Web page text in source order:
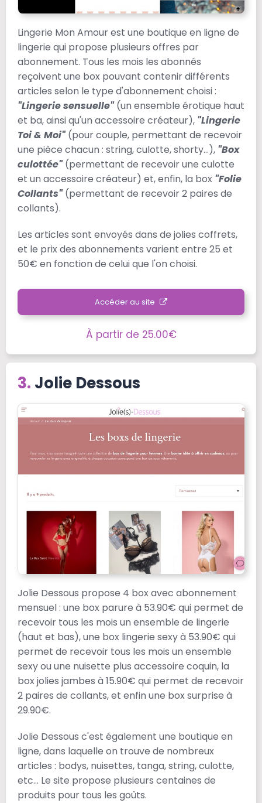
Lingerie Mon Amour est une boutique en ligne de
lingerie qui propose plusieurs offres par
abonnement. Tous les mois les abonnés
reçoivent une box pouvant contenir différents
articles selon le type d'abonnement choisi :
"Lingerie sensuelle"(un ensemble érotique haut
et ba, ainsi qu'un accessoire créateur), "Lingerie
Toi & Moi"(pour couple, permettant de recevoir
une pièce chacun : string, culotte, shorty...), "Box
culottée"(permettant de recevoir une culotte
et un accessoire créateur) et, enfin, la box "Folie
Collants"(permettant de recevoir 2 paires de
collants).
Les articles sont envoyés dans de jolies coffrets,
et le prix des abonnements varient entre 25 et
50€ en fonction de celui que l'on choisi.
Accéder au site
À partir de 25.00€
Jolie Dessous
Jolie Dessous propose 4 box avec abonnement
mensuel : une box parure à 53.90€ qui permet de
recevoir tous les mois un ensemble de lingerie
(haut et bas), une box lingerie sexy à 53.90€ qui
permet de recevoir tous les mois un ensemble
sexy ou une nuisette plus accessoire coquin, la
box jolies jambes à 15.90€ qui permet de recevoir
2 paires de collants, et enfin une box surprise à
29.90€.
Jolie Dessous c'est également une boutique en
ligne, dans laquelle on trouve de nombreux
articles : bodys, nuisettes, tanga, string, culotte,
etc... Le site propose plusieurs centaines de
produits pour tous les goûts.